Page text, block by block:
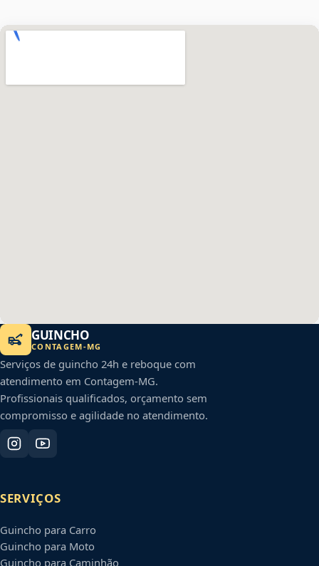
GUINCHO
CONTAGEM-MG
Serviços de guincho 24h e reboque com
atendimento em Contagem-MG.
Profissionais qualificados, orçamento sem
compromisso e agilidade no atendimento.
SERVIÇOS
Guincho para Carro
Guincho para Moto
Guincho para Caminhão